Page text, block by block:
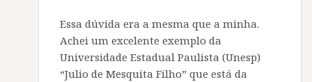
Essa dúvida era a mesma que a minha.
Achei um excelente exemplo da
Universidade Estadual Paulista (Unesp)
“Julio de Mesquita Filho” que está da